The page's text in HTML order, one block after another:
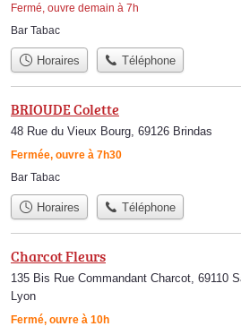
Fermé, ouvre demain à 7h
Bar Tabac
Horaires Téléphone
BRIOUDE Colette
48 Rue du Vieux Bourg, 69126 Brindas
Fermée, ouvre à 7h30
Bar Tabac
Horaires Téléphone
Charcot Fleurs
135 Bis Rue Commandant Charcot, 69110
Lyon
Fermé, ouvre à 10h